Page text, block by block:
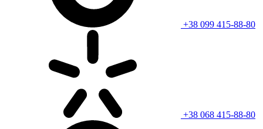
+38 099 415-88-80
+38 068 415-88-80